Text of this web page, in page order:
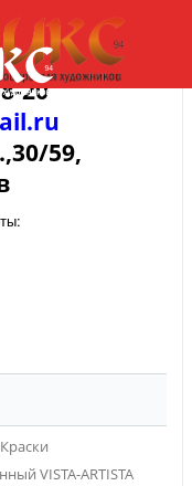
20
59,
Краски
VISTA-ARTISTA